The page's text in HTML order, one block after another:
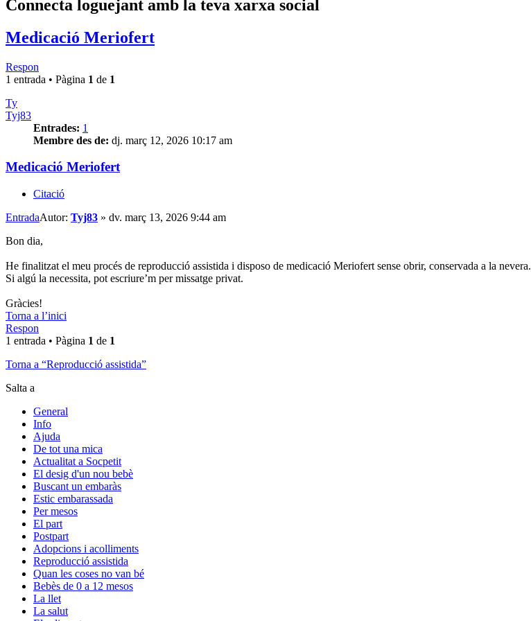
Connecta loguejant amb la teva xarxa social
Medicació Meriofert
Respon
1 entrada • Pàgina 1 de 1
Ty
Tyj83
Entrades: 1
Membre des de: dj. març 12, 2026 10:17 am
Medicació Meriofert
Citació
EntradaAutor: Tyj83 » dv. març 13, 2026 9:44 am
Bon dia,
He finalitzat el meu procés de reproducció assistida i disposo de medicació Meriofert sense obrir, conservada a la nevera.
Si algú la necessita, pot escriure’m per missatge privat.
Gràcies!
Torna a l’inici
Respon
1 entrada • Pàgina 1 de 1
Torna a “Reproducció assistida”
Salta a
General
Info
Ajuda
De tot una mica
Actualitat a Socpetit
El desig d'un nou bebè
Buscant un embaràs
Estic embarassada
Per mesos
El part
Postpart
Adopcions i acolliments
Reproducció assistida
Quan les coses no van bé
Bebès de 0 a 12 mesos
La llet
La salut